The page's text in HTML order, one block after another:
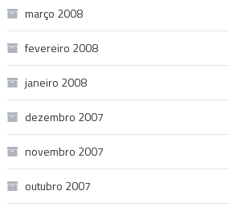
março 2008
fevereiro 2008
janeiro 2008
dezembro 2007
novembro 2007
outubro 2007